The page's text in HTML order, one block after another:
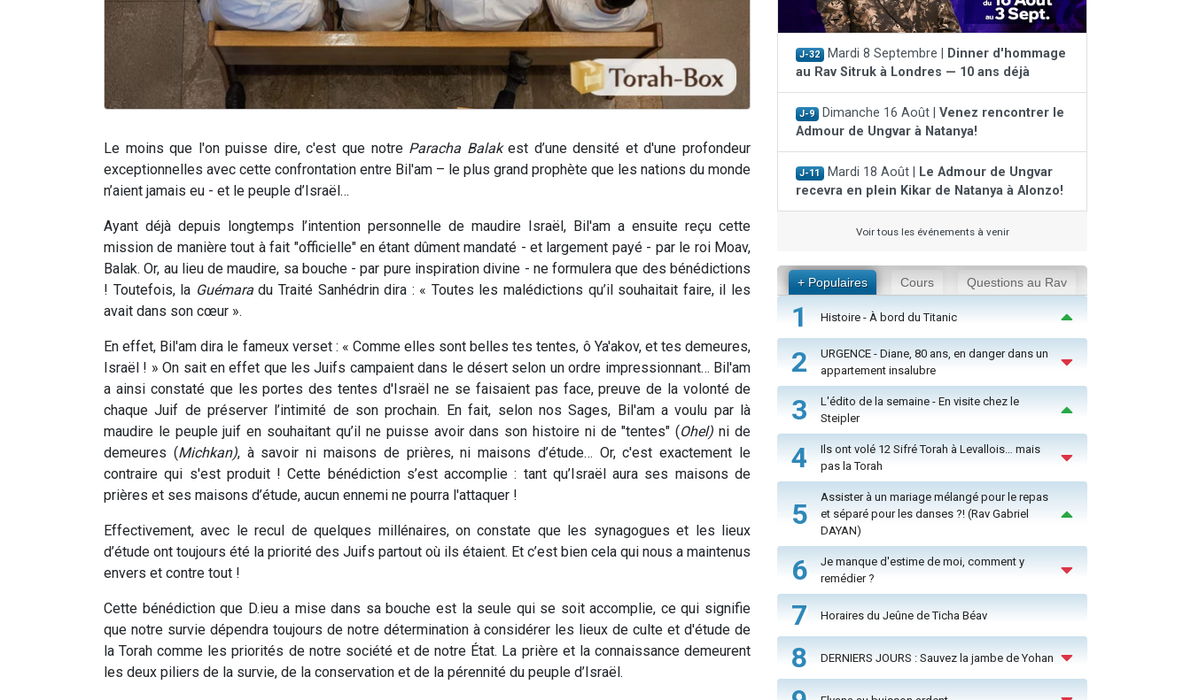
Le moins que l'on puisse dire, c'est que notre Paracha Balakest d’une densité et d'une profondeur
exceptionnelles avec cette confrontation entre Bil'am – le plus grand prophète que les nations du monde
n’aient jamais eu - et le peuple d’Israël…
Ayant déjà depuis longtemps l’intention personnelle de maudire Israël, Bil'am a ensuite reçu cette
mission de manière tout à fait "officielle" en étant dûment mandaté - et largement payé - par le roi Moav,
Balak. Or, au lieu de maudire, sa bouche - par pure inspiration divine - ne formulera que des bénédictions
! Toutefois, la Guémaradu Traité Sanhédrin dira : « Toutes les malédictions qu’il souhaitait faire, il les
avait dans son cœur ».
En effet, Bil'am dira le fameux verset : « Comme elles sont belles tes tentes, ô Ya'akov, et tes demeures,
Israël ! » On sait en effet que les Juifs campaient dans le désert selon un ordre impressionnant… Bil'am
a ainsi constaté que les portes des tentes d'Israël ne se faisaient pas face, preuve de la volonté de
chaque Juif de préserver l’intimité de son prochain. En fait, selon nos Sages, Bil'am a voulu par là
maudire le peuple juif en souhaitant qu’il ne puisse avoir dans son histoire ni de "tentes" (Ohel) ni de
demeures (Michkan), à savoir ni maisons de prières, ni maisons d’étude… Or, c'est exactement le
contraire qui s'est produit ! Cette bénédiction s’est accomplie : tant qu’Israël aura ses maisons de
prières et ses maisons d’étude, aucun ennemi ne pourra l'attaquer !
Effectivement, avec le recul de quelques millénaires, on constate que les synagogues et les lieux
d’étude ont toujours été la priorité des Juifs partout où ils étaient. Et c’est bien cela qui nous a maintenus
envers et contre tout !
Cette bénédiction que D.ieu a mise dans sa bouche est la seule qui se soit accomplie, ce qui signifie
que notre survie dépendra toujours de notre détermination à considérer les lieux de culte et d'étude de
la Torah comme les priorités de notre société et de notre État. La prière et la connaissance demeurent
les deux piliers de la survie, de la conservation et de la pérennité du peuple d’Israël.
J-32 Mardi 8 Septembre |
Dinner d'hommage
au Rav Sitruk à Londres — 10 ans déjà
J-9 Dimanche 16 Août | Venez rencontrer le
Admour de Ungvar à Natanya!
J-11 Mardi 18 Août |
Le Admour de Ungvar
recevra en plein Kikar de Natanya à Alonzo!
Voir tous les événements à venir
+ Populaires Cours Questions au Rav
1 Histoire - À bord du Titanic
2
URGENCE - Diane, 80 ans, en danger dans un
appartement insalubre
3
L'édito de la semaine - En visite chez le
Steipler
4
Ils ont volé 12 Sifré Torah à Levallois… mais
pas la Torah
5
Assister à un mariage mélangé pour le repas
et séparé pour les danses ?! (Rav Gabriel
DAYAN)
6
Je manque d'estime de moi, comment y
remédier ?
7 Horaires du Jeûne de Ticha Béav
8 DERNIERS JOURS : Sauvez la jambe de Yohan